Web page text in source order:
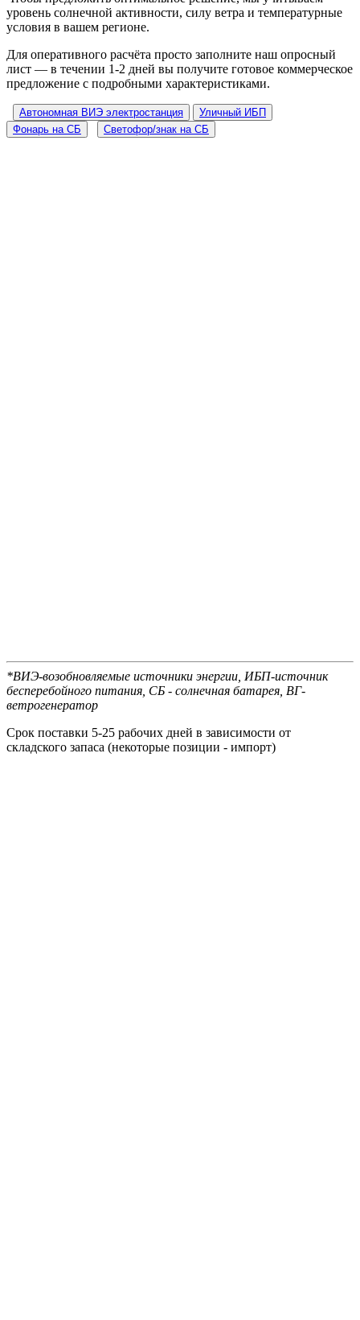
уровень солнечной активности, силу ветра и температурные
условия в вашем регионе.
Для оперативного расчёта просто заполните наш опросный
лист — в течении 1-2 дней вы получите готовое коммерческое
предложение с подробными характеристиками.
Автономная ВИЭ электростанция
Уличный ИБП
Фонарь на СБ
Светофор/знак на СБ
*ВИЭ-возобновляемые источники энергии, ИБП-источник
бесперебойного питания, СБ - солнечная батарея, ВГ-
ветрогенератор
Срок поставки 5-25 рабочих дней в зависимости от
складского запаса (некоторые позиции - импорт)